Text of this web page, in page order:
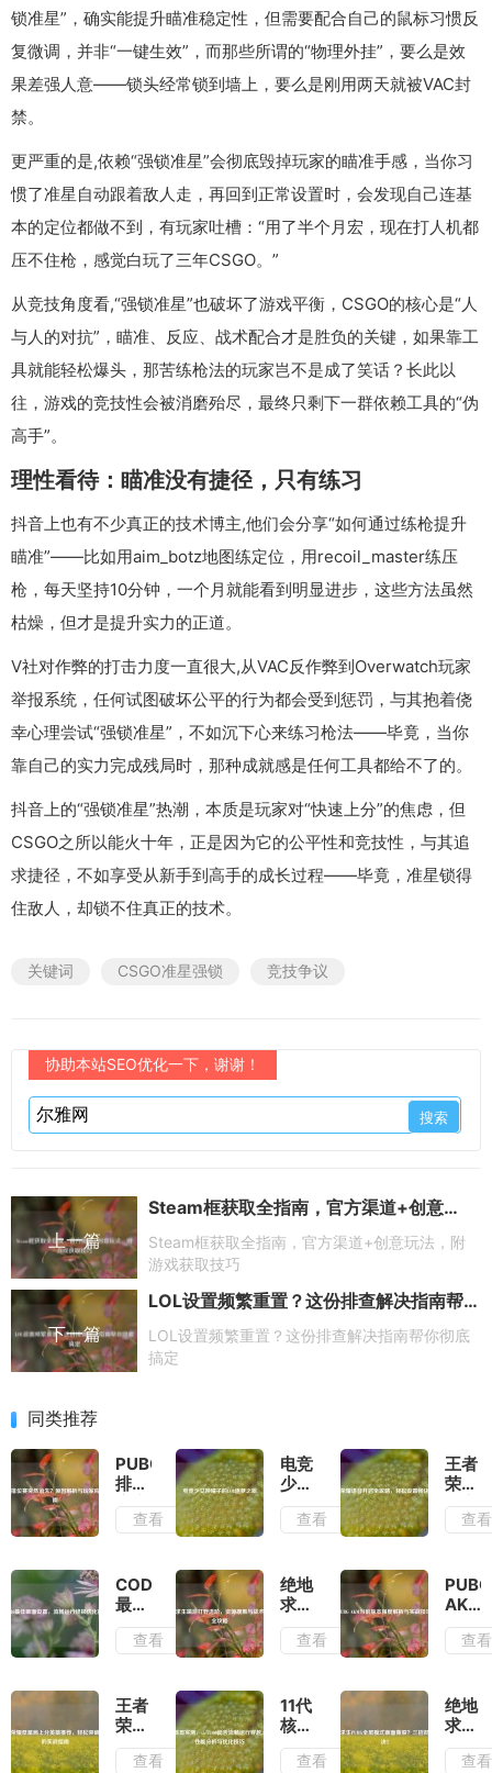
锁准星”，确实能提升瞄准稳定性，但需要配合自己的鼠标习惯反
复微调，并非“一键生效”，而那些所谓的“物理外挂”，要么是效
果差强人意——锁头经常锁到墙上，要么是刚用两天就被VAC封
禁。
更严重的是,依赖“强锁准星”会彻底毁掉玩家的瞄准手感，当你习
惯了准星自动跟着敌人走，再回到正常设置时，会发现自己连基
本的定位都做不到，有玩家吐槽：“用了半个月宏，现在打人机都
压不住枪，感觉白玩了三年CSGO。”
从竞技角度看,“强锁准星”也破坏了游戏平衡，CSGO的核心是“人
与人的对抗”，瞄准、反应、战术配合才是胜负的关键，如果靠工
具就能轻松爆头，那苦练枪法的玩家岂不是成了笑话？长此以
往，游戏的竞技性会被消磨殆尽，最终只剩下一群依赖工具的“伪
高手”。
理性看待：瞄准没有捷径，只有练习
抖音上也有不少真正的技术博主,他们会分享“如何通过练枪提升
瞄准”——比如用aim_botz地图练定位，用recoil_master练压
枪，每天坚持10分钟，一个月就能看到明显进步，这些方法虽然
枯燥，但才是提升实力的正道。
V社对作弊的打击力度一直很大,从VAC反作弊到Overwatch玩家
举报系统，任何试图破坏公平的行为都会受到惩罚，与其抱着侥
幸心理尝试“强锁准星”，不如沉下心来练习枪法——毕竟，当你
靠自己的实力完成残局时，那种成就感是任何工具都给不了的。
抖音上的“强锁准星”热潮，本质是玩家对“快速上分”的焦虑，但
CSGO之所以能火十年，正是因为它的公平性和竞技性，与其追
求捷径，不如享受从新手到高手的成长过程——毕竟，准星锁得
住敌人，却锁不住真正的技术。
关键词 CSGO准星强锁 竞技争议
协助本站SEO优化一下，谢谢！
上一篇
Steam框获取全指南，官方渠道+创意玩法，附游戏获取技巧
Steam框获取全指南，官方渠道+创意玩法，附
游戏获取技巧
下一篇
LOL设置频繁重置？这份排查解决指南帮你彻底搞定
LOL设置频繁重置？这份排查解决指南帮你彻底
搞定
同类推荐
PUBG
排位
赛突
然消
解析
与玩
对指
南
查看
电竞
少女
钟晴
子的
之旅
查看
王者
荣耀
语音
开启
轻松
设置
开黑
查看
COD16
最佳
画面
运行
终极
指南
查看
绝地
求生
端游
打野
资源
搜集
与战
术制
查看
PUBG
AKM
当前
版本
与实
战技
查看
王者
荣耀
低星
局上
查看
11代
核显
实
测，
查看
绝地
求生
PUBG
全屏
查看